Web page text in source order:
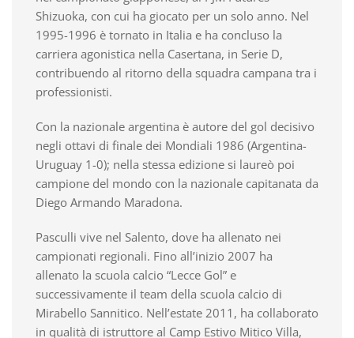
Shizuoka, con cui ha giocato per un solo anno. Nel
1995-1996 è tornato in Italia e ha concluso la
carriera agonistica nella Casertana, in Serie D,
contribuendo al ritorno della squadra campana tra i
professionisti.
Con la nazionale argentina è autore del gol decisivo
negli ottavi di finale dei Mondiali 1986 (Argentina-
Uruguay 1-0); nella stessa edizione si laureò poi
campione del mondo con la nazionale capitanata da
Diego Armando Maradona.
Pasculli vive nel Salento, dove ha allenato nei
campionati regionali. Fino all’inizio 2007 ha
allenato la scuola calcio “Lecce Gol” e
successivamente il team della scuola calcio di
Mirabello Sannitico. Nell’estate 2011, ha collaborato
in qualità di istruttore al Camp Estivo Mitico Villa,